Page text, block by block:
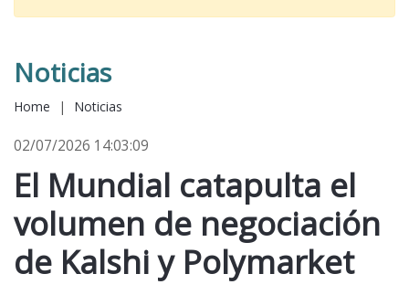
Noticias
Home | Noticias
02/07/2026 14:03:09
El Mundial catapulta el
volumen de negociación
de Kalshi y Polymarket